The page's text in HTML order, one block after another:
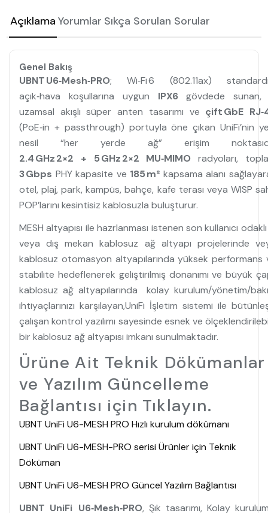
Açıklama Yorumlar Sıkça Sorulan Sorular
Genel Bakış
UBNT U6‑Mesh‑PRO; Wi‑Fi 6 (802.11ax)
açık‑hava koşullarına uygun IPX6 gövdede
uzamsal akışlı süper anten tasarımı ve çift GbE
(PoE‑in + passthrough) portuyla öne çıkan UniFi’nin
nesil “her yerde ağ” erişim
2.4 GHz 2×2 + 5 GHz 2×2 MU‑MIMO radyoları,
3 Gbps PHY kapasite ve 185 m² kapsama alanı
otel, plaj, park, kampüs, bahçe, kafe terası veya WISP
POP’larını kesintisiz kablosuzla buluşturur.
MESH altyapısı ile hazrlanması istenen son kullanıcı
veya dış mekan kablosuz ağ altyapı projelerinde
kablosuz otomasyon altyapılarında yüksek performans
stabilite hedeflenerek geliştirilmiş donanımı ve büyük
kablosuz ağ altyapılarında kolay kurulum/yönetim/
ihtiyaçlarınızı karşılayan,UniFi İşletim sistemi ile
çalışan kontrol yazılımı sayesinde esnek ve
bir kablosuz ağ altyapısı imkanı sunulmaktadır.
Ürüne Ait Teknik Dökümanlar
ve Yazılım Güncelleme
Bağlantısı için Tıklayın.
UBNT UniFi U6-MESH PRO Hızlı kurulum dökümanı
UBNT UniFi U6-MESH-PRO serisi Ürünler için Teknik
Döküman
UBNT UniFi U6-MESH PRO Güncel Yazılım Bağlantısı
UBNT UniFi U6‑Mesh‑PRO, Şık tasarımı, Kolay